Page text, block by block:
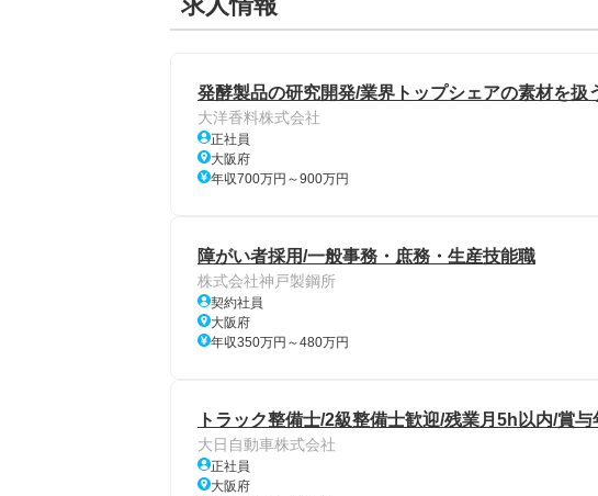
発酵製品の研究開発/業界トップシェアの素材を扱
大洋香料株式会社
正社員
大阪府
年収700万円～900万円
障がい者採用/一般事務・庶務・生産技能職
株式会社神戸製鋼所
契約社員
大阪府
年収350万円～480万円
トラック整備士/2級整備士歓迎/残業月5h以内/賞
大日自動車株式会社
正社員
大阪府